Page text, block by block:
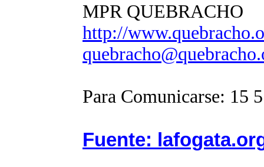
MPR QUEBRACHO
http://
Para Comunicarse: 15
Fuente: